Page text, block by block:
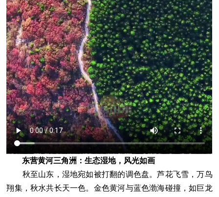
东营黄河三角洲：生态湿地，风光如画
秋至山东，湿地宛如被打翻的调色盘。芦花飞雪，万鸟
翔集，秋水共长天一色。金色黄河与蓝色渤海碰撞，如巨龙